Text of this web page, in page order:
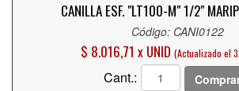
CANILLA ESF. "LT100-M" 1/2"
Código: CANI0122
$ 8.016,71 x UNID (Actualizado el
Cant.: